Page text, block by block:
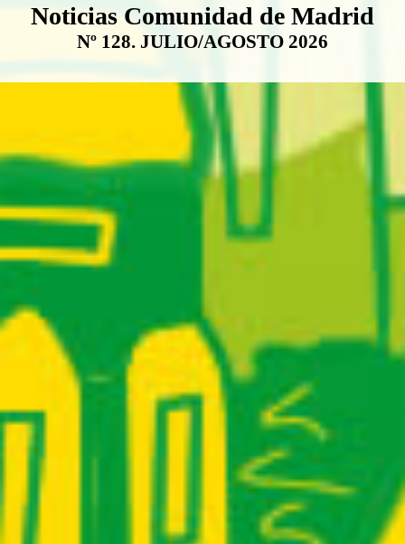
Boletín Noticias Comunidad de
Noticias Comunidad de Madrid
Nº 128. JULIO/AGOSTO 2026